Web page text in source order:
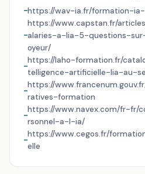
https://wav-ia.fr/formation-
https://www.capstan.fr/
alaries-a-lia-5-questions-
oyeur/
https://laho-formation.fr/
telligence-artificielle-lia-au-
https://
ratives-formation
https://www.navex.com/fr-fr/
rsonnel-a-l-ia/
https://www.cegos.fr/
elle